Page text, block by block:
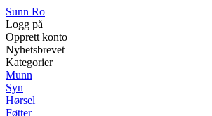
Sunn Ro
Logg på
Opprett konto
Nyhetsbrevet
Kategorier
Munn
Syn
Hørsel
Føtter